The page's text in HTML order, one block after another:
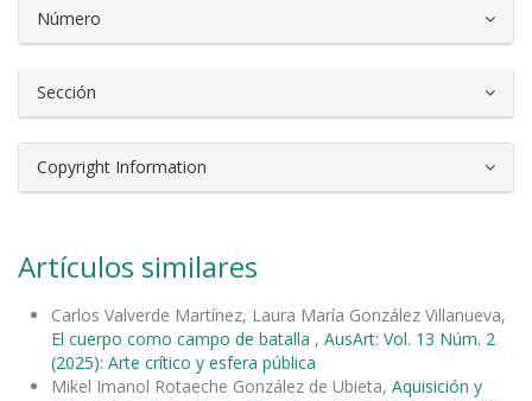
Número
Sección
Copyright Information
Artículos similares
Carlos Valverde Martínez, Laura María González Villanueva,
El cuerpo como campo de batalla , AusArt: Vol. 13 Núm. 2
(2025): Arte crítico y esfera pública
Mikel Imanol Rotaeche González de Ubieta, Aquisición y